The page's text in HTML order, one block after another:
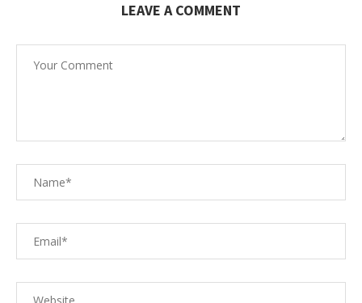
LEAVE A COMMENT